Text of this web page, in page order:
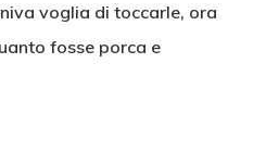
voglia di toccarle, ora
fosse porca e